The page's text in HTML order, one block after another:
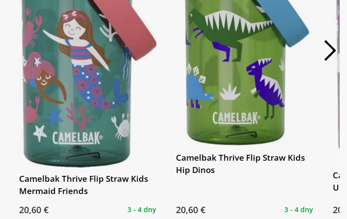
Camelbak Thrive Flip Straw Kids
Mermaid Friends
20,60 € 3 - 4 dny
Camelbak Thrive Flip Straw Kids
Hip Dinos
20,60 € 3 - 4 dny